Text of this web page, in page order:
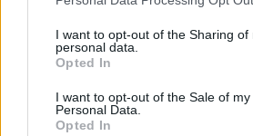
I want to opt-out of the Sharing of
personal data.
Opted In
I want to opt-out of the Sale of my
Personal Data.
Opted In
Festival de Cinéma en plein
Temps fort de la saison estivale, le
plein air de Toulouse vous invite à
des soirées d'été pour assister à des
marqué l'histoire du cinéma dans la
Cinémathèque de Toulouse.